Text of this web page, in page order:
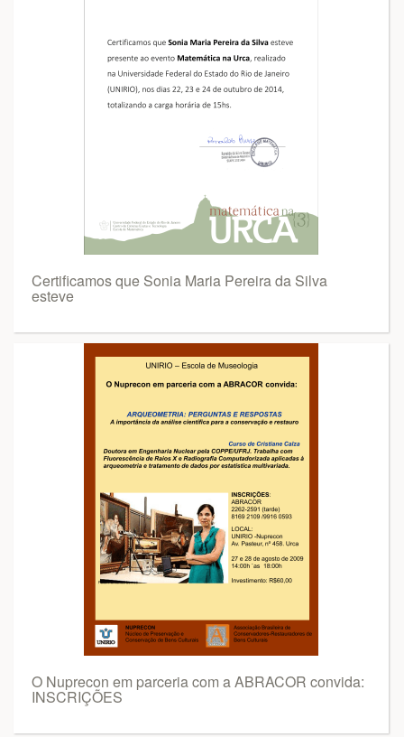
Certificamos que Sonia Maria Pereira da Silva
esteve
O Nuprecon em parceria com a ABRACOR convida:
INSCRIÇÕES